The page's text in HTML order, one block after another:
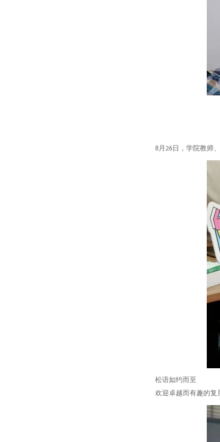
8月26日，学院教师
松语如约而至
欢迎卓越而有趣的复